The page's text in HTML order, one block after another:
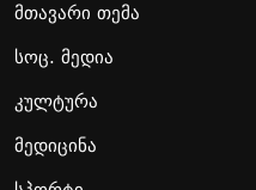
მთავარი თემა
სოც. მედია
კულტურა
მედიცინა